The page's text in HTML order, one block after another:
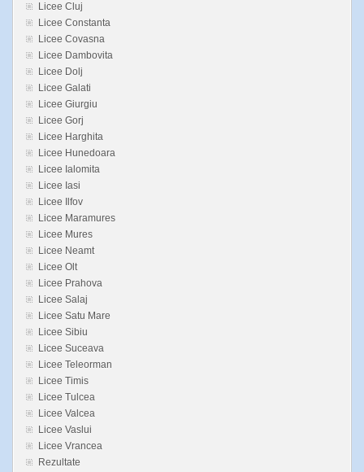
Licee Cluj
Licee Constanta
Licee Covasna
Licee Dambovita
Licee Dolj
Licee Galati
Licee Giurgiu
Licee Gorj
Licee Harghita
Licee Hunedoara
Licee Ialomita
Licee Iasi
Licee Ilfov
Licee Maramures
Licee Mures
Licee Neamt
Licee Olt
Licee Prahova
Licee Salaj
Licee Satu Mare
Licee Sibiu
Licee Suceava
Licee Teleorman
Licee Timis
Licee Tulcea
Licee Valcea
Licee Vaslui
Licee Vrancea
Rezultate